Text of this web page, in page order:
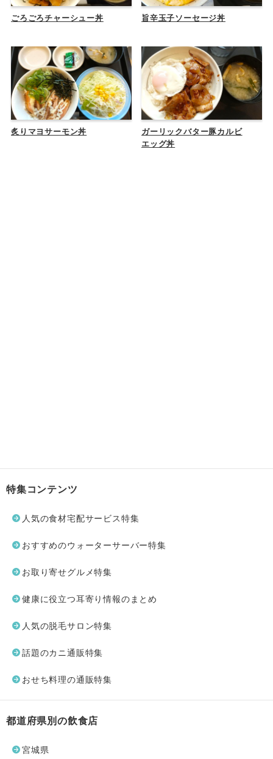
ごろごろチャーシュー丼 旨辛玉子ソーセージ丼
炙りマヨサーモン丼
ガーリックバター豚カルビ
エッグ丼
特集コンテンツ
人気の食材宅配サービス特集
おすすめのウォーターサーバー特集
お取り寄せグルメ特集
健康に役立つ耳寄り情報のまとめ
人気の脱毛サロン特集
話題のカニ通販特集
おせち料理の通販特集
都道府県別の飲食店
宮城県